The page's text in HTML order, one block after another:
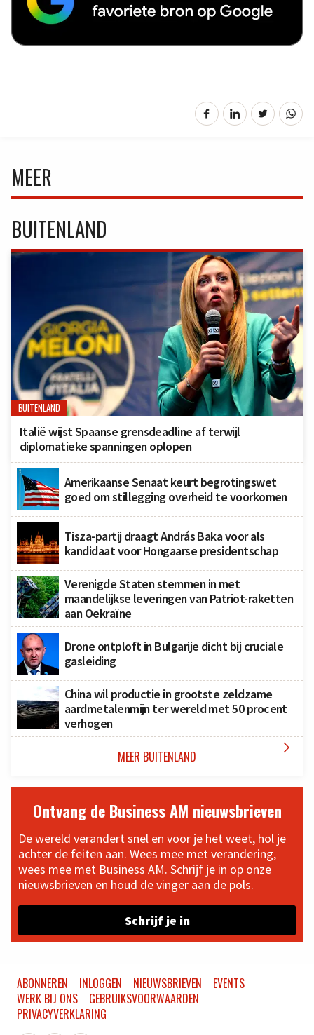
MEER
BUITENLAND
BUITENLAND
Italië wijst Spaanse grensdeadline af terwijl
diplomatieke spanningen oplopen
Amerikaanse Senaat keurt begrotingswet
goed om stillegging overheid te voorkomen
Tisza-partij draagt András Baka voor als
kandidaat voor Hongaarse presidentschap
Verenigde Staten stemmen in met
maandelijkse leveringen van Patriot-raketten
aan Oekraïne
Drone ontploft in Bulgarije dicht bij cruciale
gasleiding
China wil productie in grootste zeldzame
aardmetalenmijn ter wereld met 50 procent
verhogen
MEER BUITENLAND 
Ontvang de Business AM nieuwsbrieven
De wereld verandert snel en voor je het weet, hol je
achter de feiten aan. Wees mee met verandering,
wees mee met Business AM. Schrijf je in op onze
nieuwsbrieven en houd de vinger aan de pols.
Schrijf je in
ABONNEREN INLOGGEN NIEUWSBRIEVEN
EVENTS
WERK BIJ ONS
GEBRUIKSVOORWAARDEN
PRIVACYVERKLARING